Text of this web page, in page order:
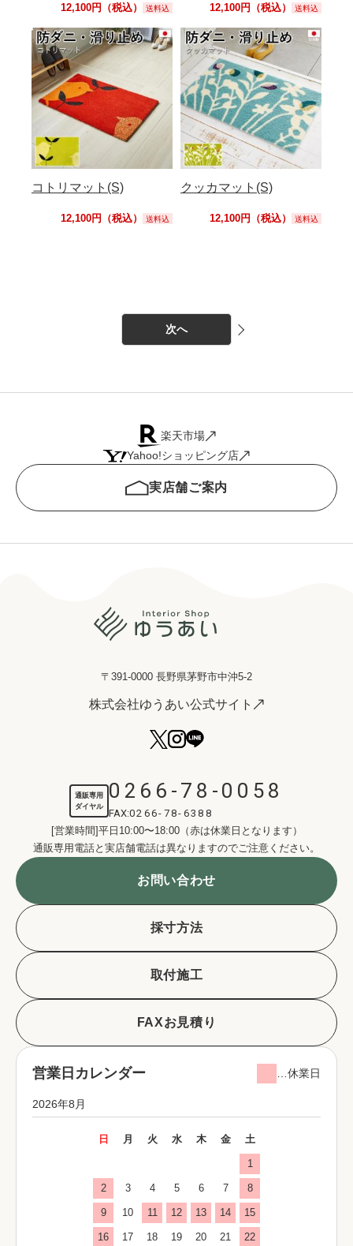
12,100円（税込） 送料込 12,100円（税込） 送料込
コトリマット(S)
12,100円（税込） 送料込
クッカマット(S)
12,100円（税込） 送料込
次へ
楽天市場
Yahoo!ショッピング店
実店舗ご案内
〒391-0000 長野県茅野市中沖5-2
株式会社ゆうあい公式サイト
通販専用
ダイヤル
0266-78-0058
FAX:0266-78-6388
[営業時間]平日10:00〜18:00（赤は休業日となります）
通販専用電話と実店舗電話は異なりますのでご注意ください。
お問い合わせ
採寸方法
取付施工
FAXお見積り
営業日カレンダー …休業日
2026年8月
日 月 火 水 木 金 土
1
2 3 4 5 6 7 8
9 10 11 12 13 14 15
16 17 18 19 20 21 22